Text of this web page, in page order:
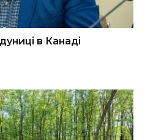
в Канаді